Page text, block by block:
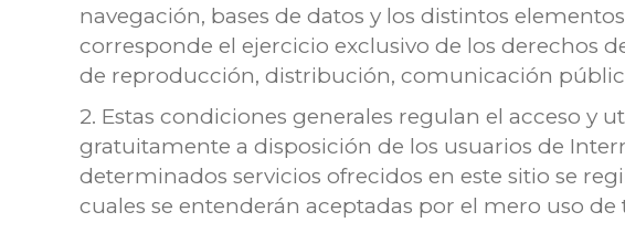
navegación, bases de datos y los distintos
corresponde el ejercicio exclusivo de los derechos
de reproducción, distribución, comunicación
2. Estas condiciones generales regulan el acceso
gratuitamente a disposición de los usuarios de
determinados servicios ofrecidos en este sitio se
cuales se entenderán aceptadas por el mero uso de